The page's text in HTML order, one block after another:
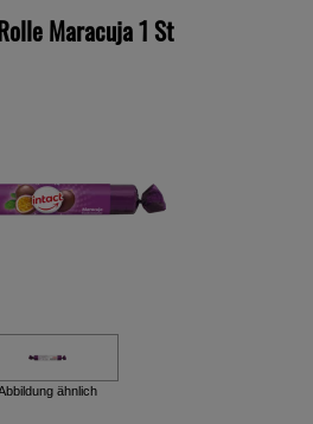
Maracuja1 St
ähnlich